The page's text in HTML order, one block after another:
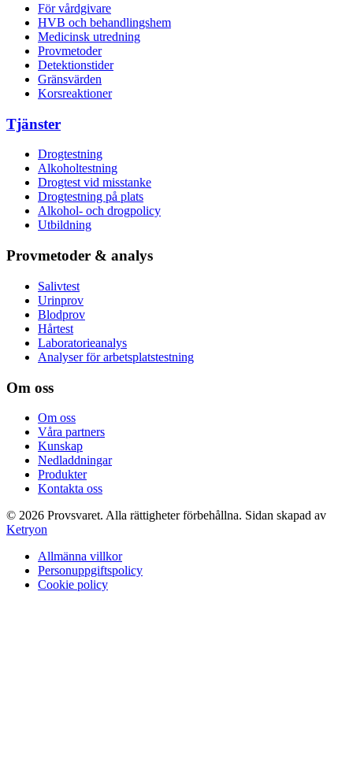
För vårdgivare
HVB och behandlingshem
Medicinsk utredning
Provmetoder
Detektionstider
Gränsvärden
Korsreaktioner
Tjänster
Drogtestning
Alkoholtestning
Drogtest vid misstanke
Drogtestning på plats
Alkohol- och drogpolicy
Utbildning
Provmetoder & analys
Salivtest
Urinprov
Blodprov
Hårtest
Laboratorieanalys
Analyser för arbetsplatstestning
Om oss
Om oss
Våra partners
Kunskap
Nedladdningar
Produkter
Kontakta oss
© 2026 Provsvaret. Alla rättigheter förbehållna. Sidan skapad av
Ketryon
Allmänna villkor
Personuppgiftspolicy
Cookie policy